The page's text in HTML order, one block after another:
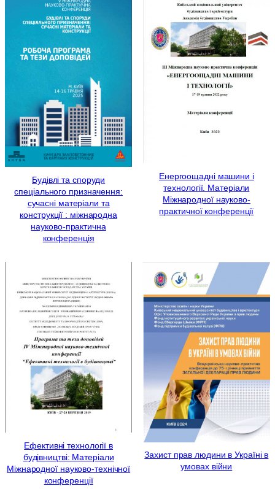
Будівлі та споруди
спеціального призначення:
сучасні матеріали та
конструкції : міжнародна
науково-практична
конференція
Енергоощадні машини і
технології. Матеріали
Міжнародної науково-
практичної конференції
Ефективні технології в
будівництві: Матеріали
Міжнародної науково-технічної
конференції
Захист прав людини в Україні в
умовах війни